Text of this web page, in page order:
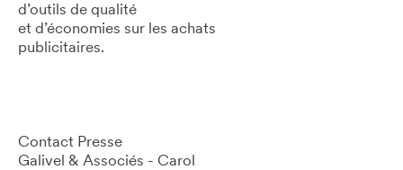
d’outils de qualité
et d’économies sur les achats
publicitaires.
Contact Presse
Galivel & Associés - Carol